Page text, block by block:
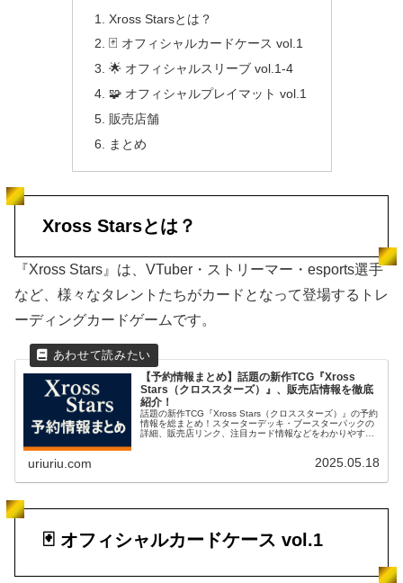
Xross Starsとは？
🃏 オフィシャルカードケース vol.1
🌟 オフィシャルスリーブ vol.1‑4
🧩 オフィシャルプレイマット vol.1
販売店舗
まとめ
Xross Starsとは？
『Xross Stars』は、VTuber・ストリーマー・esports選手
など、様々なタレントたちがカードとなって登場するトレ
ーディングカードゲームです。
【予約情報まとめ】話題の新作TCG『Xross
Stars（クロススターズ）』、販売店情報を徹底
紹介！
話題の新作TCG『Xross Stars（クロススターズ）』の予約
情報を総まとめ！スターターデッキ・ブースターパックの
詳細、販売店リンク、注目カード情報などをわかりやすく
uriuriu.com 2025.05.18
🃏 オフィシャルカードケース vol.1